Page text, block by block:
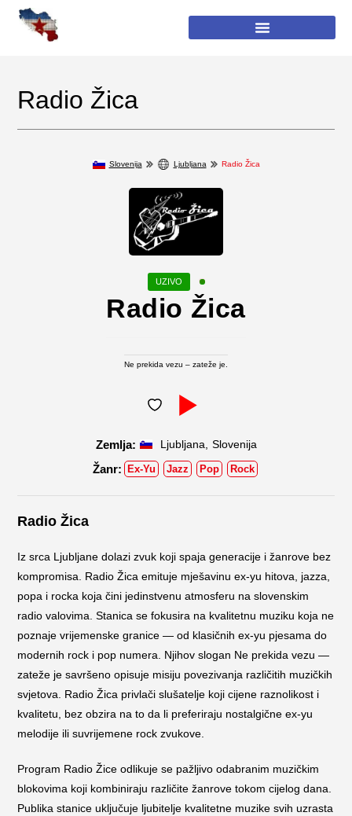
Radio Žica
Slovenija Ljubljana Radio Žica
Radio Žica
Ne prekida vezu – zateže je.
Ljubljana Slovenija
Ex-Yu Jazz Pop Rock
Radio Žica
Iz srca Ljubljane dolazi zvuk koji spaja generacije i žanrove bez
kompromisa. Radio Žica emituje mješavinu ex-yu hitova, jazza,
popa i rocka koja čini jedinstvenu atmosferu na slovenskim
radio valovima. Stanica se fokusira na kvalitetnu muziku koja ne
poznaje vrijemenske granice — od klasičnih ex-yu pjesama do
modernih rock i pop numera. Njihov slogan Ne prekida vezu —
zateže je savršeno opisuje misiju povezivanja različitih muzičkih
svjetova. Radio Žica privlači slušatelje koji cijene raznolikost i
kvalitetu, bez obzira na to da li preferiraju nostalgične ex-yu
melodije ili suvrijemene rock zvukove.
Program Radio Žice odlikuje se pažljivo odabranim muzičkim
blokovima koji kombiniraju različite žanrove tokom cijelog dana.
Publika stanice uključuje ljubitelje kvalitetne muzike svih uzrasta